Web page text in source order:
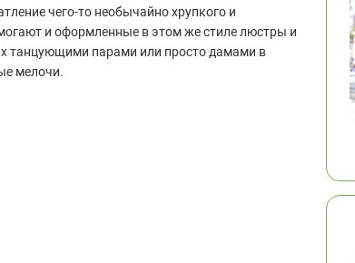
чего-то необычайно хрупкого и
и оформленные в этом же стиле люстры и
танцующими парами или просто дамами в
мелочи.